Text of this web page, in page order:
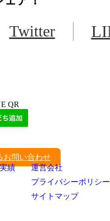
Twitter
お問い合わせ
績
運営会社
プライバシーポリシー
サイトマップ